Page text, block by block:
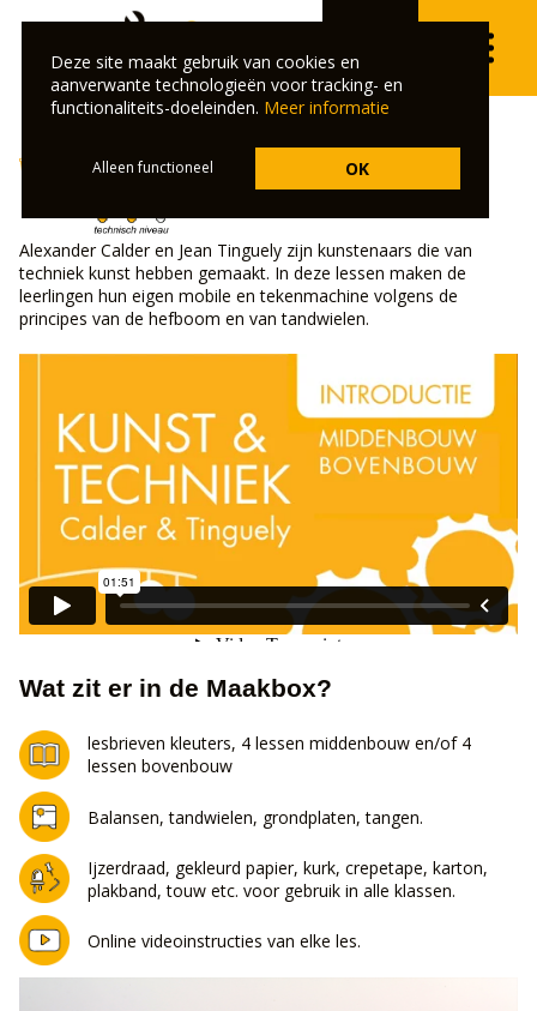
Kunst & techniek
Alexander Calder en Jean Tinguely zijn kunstenaars die van
techniek kunst hebben gemaakt. In deze lessen maken de
leerlingen hun eigen mobile en tekenmachine volgens de
principes van de hefboom en van tandwielen.
Wat zit er in de Maakbox?
lesbrieven kleuters, 4 lessen middenbouw en/of 4
lessen bovenbouw
Balansen, tandwielen, grondplaten, tangen.
Ijzerdraad, gekleurd papier, kurk, crepetape, karton,
plakband, touw etc. voor gebruik in alle klassen.
Online videoinstructies van elke les.
Deze site maakt gebruik van cookies en
aanverwante technologieën voor tracking- en
functionaliteits-doeleinden. Meer informatie
Alleen functioneel OK